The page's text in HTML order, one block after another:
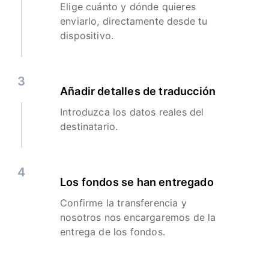
Elige cuánto y dónde quieres
enviarlo, directamente desde tu
dispositivo.
3
Añadir detalles de traducción
Introduzca los datos reales del
destinatario.
4
Los fondos se han entregado
Confirme la transferencia y
nosotros nos encargaremos de la
entrega de los fondos.